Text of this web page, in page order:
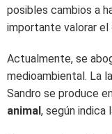
posibles cambios a
importante valorar el
Actualmente, se
medioambiental. La
Sandro se produce
animal, según indica